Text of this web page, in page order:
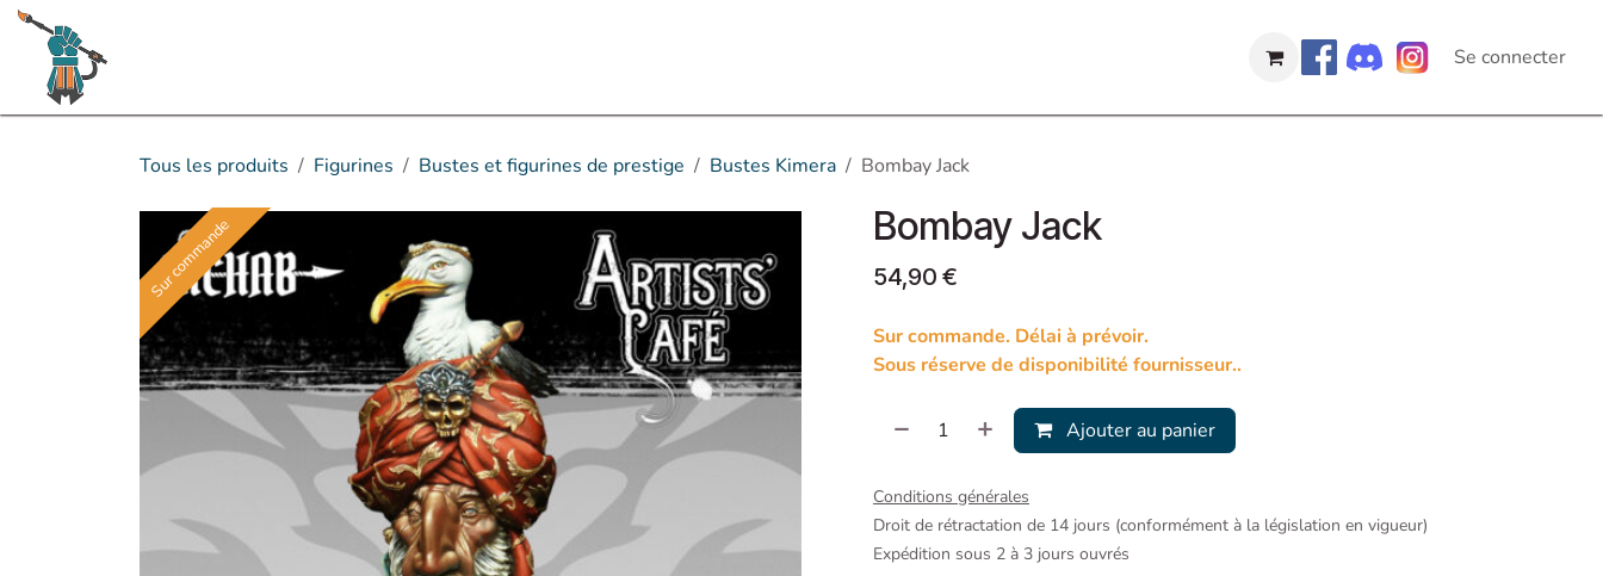
Se rendre au contenu
Se connecter
Tous les produits Figurines Bustes et figurines de prestige Bustes Kimera Bombay Jack
Sur commande Bombay Jack
54,90 €
Sur commande. Délai à prévoir.
Sous réserve de disponibilité fournisseur..
Ajouter au panier
Conditions générales
Droit de rétractation de 14 jours (conformément à la législation en vigueur)
Expédition sous 2 à 3 jours ouvrés